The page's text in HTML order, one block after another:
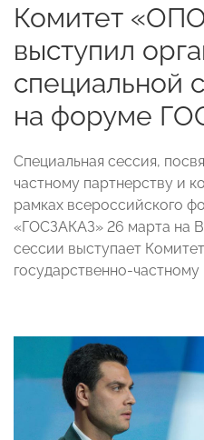
Комитет
выступил
специальной
на форуме
Специальная сессия,
частному партнерству и
рамках всероссийского
«ГОСЗАКАЗ» 26 марта на
сессии выступает
государственно-частному